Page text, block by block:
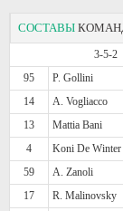
СОСТАВЫ
3-5-2
95
P. Gollini
14
A. Vogliacco
13
Mattia Bani
4
Koni De Winter
59
A. Zanoli
17
R. Malinovsky